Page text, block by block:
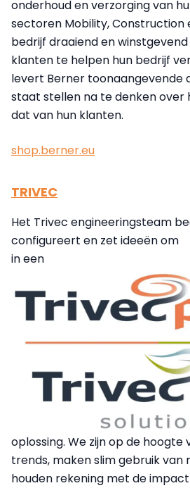
onderhoud en verzorging van
sectoren Mobility, Construction
bedrijf draaiend en
klanten te helpen hun bedrijf
levert Berner toonaangevende
staat stellen na te denken over
dat van hun klanten.
shop.berner.eu
TRIVEC
Het Trivec engineeringsteam
configureert en zet ideeën om
in een
oplossing. We zijn op de hoogte
trends, maken slim gebruik van
houden rekening met de